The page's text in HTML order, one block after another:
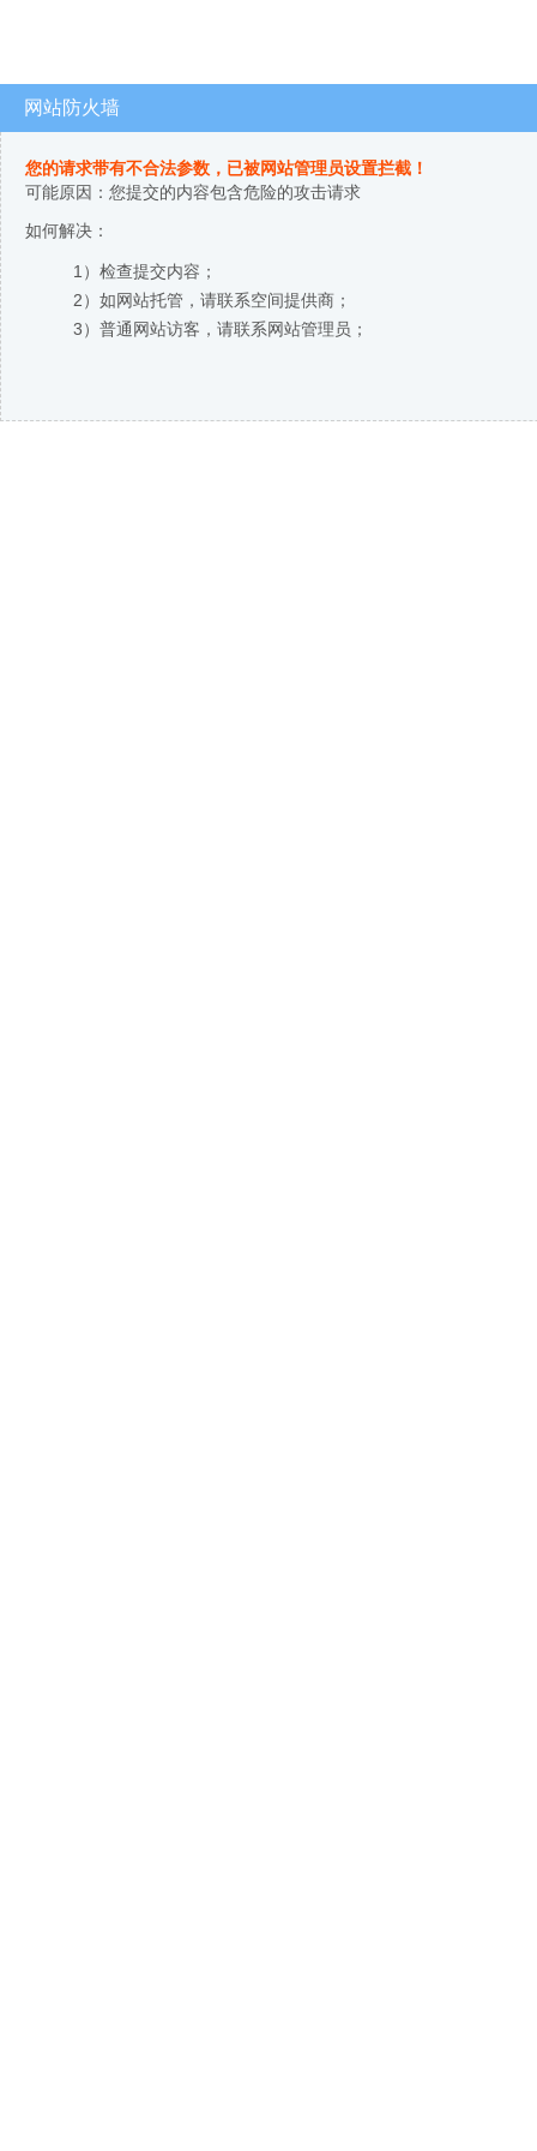
网站防火墙
您的请求带有不合法参数，已被网站管理员设置拦截！
可能原因：您提交的内容包含危险的攻击请求
如何解决：
1）检查提交内容；
2）如网站托管，请联系空间提供商；
3）普通网站访客，请联系网站管理员；